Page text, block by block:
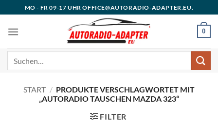
Inhalt
springen
MO - FR 09-17 UHR OFFICE@AUTORADIO-ADAPTER.EU.
0
START / PRODUKTE VERSCHLAGWORTET MIT
„AUTORADIO TAUSCHEN MAZDA 323“
FILTER